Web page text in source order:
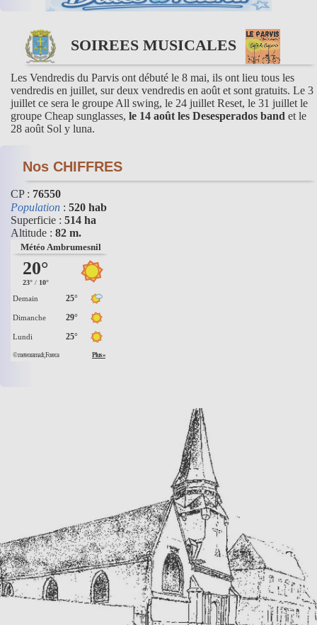
SOIREES MUSICALES
Les Vendredis du Parvis ont débuté le 8 mai, ils ont lieu tous les
vendredis en juillet, sur deux vendredis en août et sont gratuits. Le 3
juillet ce sera le groupe All swing, le 24 juillet Reset, le 31 juillet le
groupe Cheap sunglasses, le 14 août les Desesperados band et le
28 août Sol y luna.
Nos CHIFFRES
CP : 76550
Population : 520 hab
Superficie : 514 ha
Altitude : 82 m.
Météo Ambrumesnil